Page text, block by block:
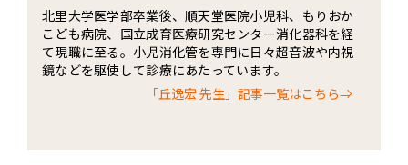
北里大学医学部卒業後、順天堂医院小児科、もりおか
こども病院、国立成育医療研究センター消化器科を経
て現職に至る。小児消化管を専門に日々超音波や内視
鏡などを駆使して診療にあたっています。
「丘逸宏 先生」記事一覧はこちら⇒